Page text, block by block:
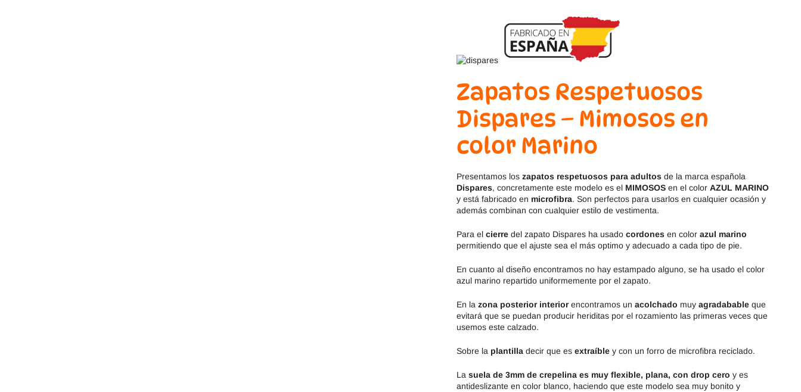
Ipanema
OldSoles
Stitch & Walk
Vivant
Titanitos
Tikki
Zapatos Respetuosos
Dispares – Mimosos en
color Marino
Presentamos los zapatos respetuosos para adultos de la marca española
Dispares, concretamente este modelo es el MIMOSOS en el color AZUL MARINO
y está fabricado en microfibra. Son perfectos para usarlos en cualquier ocasión y
además combinan con cualquier estilo de vestimenta.
Para el cierre del zapato Dispares ha usado cordones en color azul marino
permitiendo que el ajuste sea el más optimo y adecuado a cada tipo de pie.
En cuanto al diseño encontramos no hay estampado alguno, se ha usado el color
azul marino repartido uniformemente por el zapato.
En la zona posterior interiorencontramos un acolchado muy agradabable que
evitará que se puedan producir heriditas por el rozamiento las primeras veces que
usemos este calzado.
Sobre la plantilla decir que es extraíble y con un forro de microfibra reciclado.
La suela de 3mm de crepelina es muy flexible, plana, con drop cero y es
antideslizante en color blanco, haciendo que este modelo sea muy bonito y